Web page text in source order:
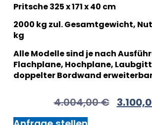
Pritsche 325 x 171 x 40 cm
2000 kg zul. Gesamtgewicht,
kg
Alle Modelle sind je nach
Flachplane, Hochplane,
doppelter Bordwand
4.004,00€